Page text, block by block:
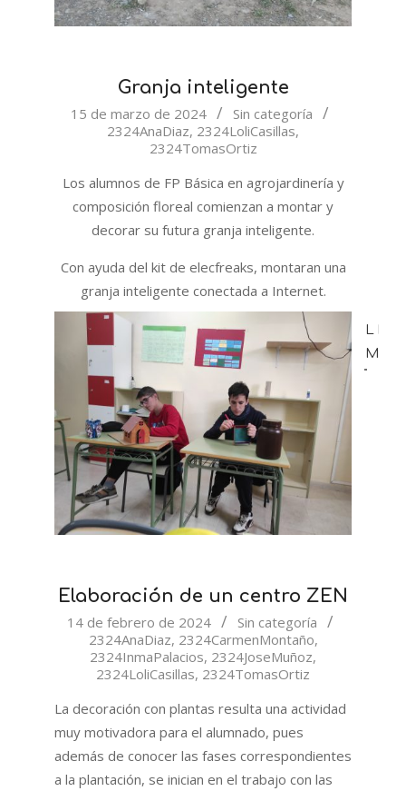
Granja inteligente
2024-
15 de marzo de 2024
Sin categoría
2324AnaDiaz, 2324LoliCasillas,
2324TomasOrtiz
Los alumnos de FP Básica en agrojardinería y
composición floreal comienzan a montar y
decorar su futura granja inteligente.
Con ayuda del kit de elecfreaks, montaran una
granja inteligente conectada a Internet.
MÁS
Elaboración de un centro ZEN
2024-
14 de febrero de 2024
Sin categoría
2324AnaDiaz, 2324CarmenMontaño,
2324InmaPalacios, 2324JoseMuñoz,
2324LoliCasillas, 2324TomasOrtiz
La decoración con plantas resulta una actividad
muy motivadora para el alumnado, pues
además de conocer las fases correspondientes
a la plantación, se inician en el trabajo con las